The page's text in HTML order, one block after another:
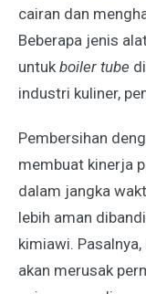
cairan dan
Beberapa jenis
untuk boiler tube
industri kuliner,
Pembersihan
membuat kinerja
dalam jangka
lebih aman
kimiawi.
akan merusak